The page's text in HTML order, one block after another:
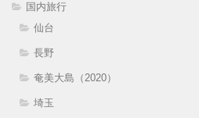
国内旅行
仙台
長野
奄美大島（2020）
埼玉